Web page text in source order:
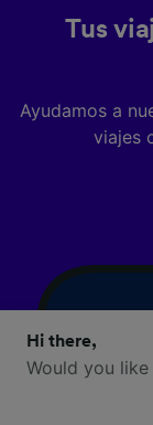
Tus
Ayudamos a
viajes
Hi there,
Would you